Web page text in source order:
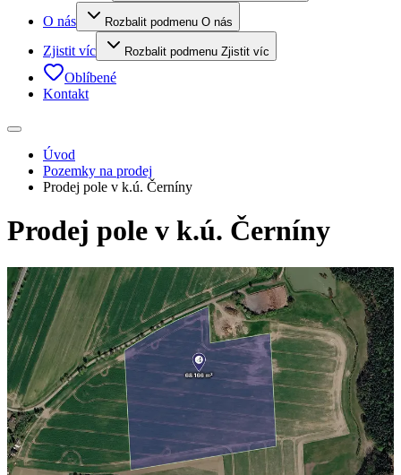
O nás Rozbalit podmenu O nás
Zjistit víc Rozbalit podmenu Zjistit víc
Oblíbené
Kontakt
Úvod
Pozemky na prodej
Prodej pole v k.ú. Černíny
Prodej pole v k.ú. Černíny